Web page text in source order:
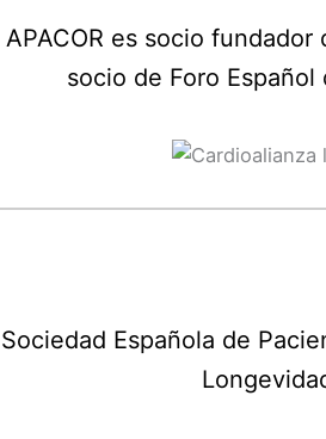
APACOR es socio fundador
socio de Foro Español
Sociedad Española de